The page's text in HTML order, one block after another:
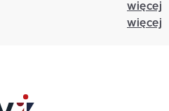
więcej
więcej